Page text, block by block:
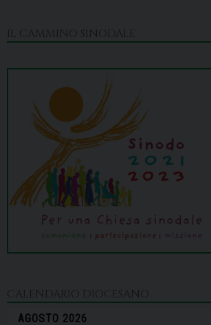
IL CAMMINO SINODALE
CALENDARIO DIOCESANO
AGOSTO 2026